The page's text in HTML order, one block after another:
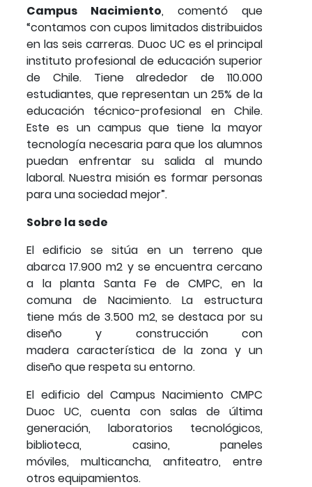
Campus Nacimiento, comentó que
“contamos con cupos limitados distribuidos
en las seis carreras. Duoc UC es el principal
instituto profesional de educación superior
de Chile. Tiene alrededor de 110.000
estudiantes, que representan un 25% de la
educación técnico-profesional en Chile.
Este es un campus que tiene la mayor
tecnología necesaria para que los alumnos
puedan enfrentar su salida al mundo
laboral. Nuestra misión es formar personas
para una sociedad mejor”.
Sobre la sede
El edificio se sitúa en un terreno que
abarca 17.900 m2 y se encuentra cercano
a la planta Santa Fe de CMPC, en la
comuna de Nacimiento. La estructura
tiene más de 3.500 m2, se destaca por su
diseño y construcción con
madera característica de la zona y un
diseño que respeta su entorno.
El edificio del Campus Nacimiento CMPC
Duoc UC, cuenta con salas de última
generación, laboratorios tecnológicos,
biblioteca, casino, paneles
móviles, multicancha, anfiteatro, entre
otros equipamientos.